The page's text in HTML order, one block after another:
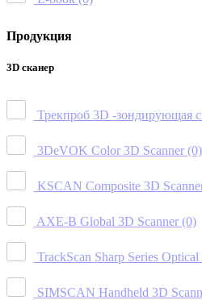
Продукция
3D сканер
Трекпроб 3D -зондирующая
3DeVOK Color 3D Scanner (0)
KSCAN Composite 3D
AXE-B Global 3D Scanner (0)
TrackScan Sharp Series
SIMSCAN Handheld 3D